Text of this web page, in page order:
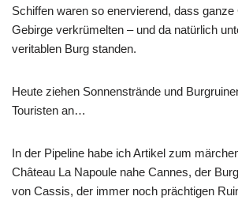
Schiffen waren so enervierend, dass
Gebirge verkrümelten – und da natürlich
veritablen Burg standen.
Heute ziehen Sonnenstrände und
Touristen an…
In der Pipeline habe ich Artikel zum
Château La Napoule nahe Cannes, der
von Cassis, der immer noch prächtigen